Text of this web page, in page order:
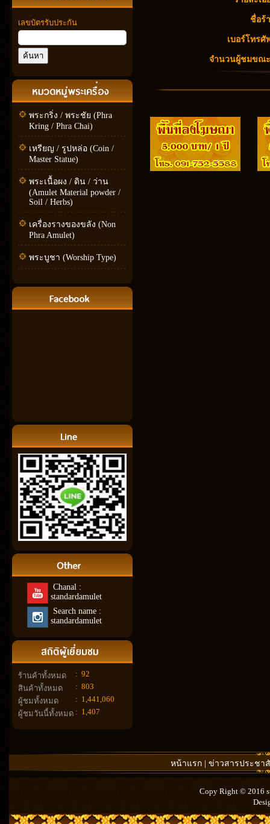
เลขบัตรรับประกัน
พระกริ่ง / พระชัย (Phra
Kring / Phra Chai)
เหรียญ / รูปหล่อ (Coin /
Master Statue)
พระเนื้อผง / ดิน / ว่าน
(Amulet Material powder /
Soil / Herbs)
เครื่องรางของขลัง (Non
Phra Amulet)
พระบูชา (Worship Type)
Chanal :
standardamulet
Search name :
standardamulet
ร้านค้าทั้งหมด : 92
สินค้าทั้งหมด
: 803
ผู้ชมทั้งหมด
: 1,441,060
ผู้ชมวันนี้ทั้งหมด : 1,407
ชื่อร้
เบอร์โทรศั
จำนวนผู้ชมขณ
หน้าแรก| ข่าวสารประชา
Copy Right © 2016